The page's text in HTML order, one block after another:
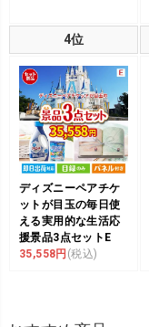
4位
ディズニーペアチケ
ットが目玉の毎日使
える実用的な生活応
援景品3点セットE
35,558円 (税込)